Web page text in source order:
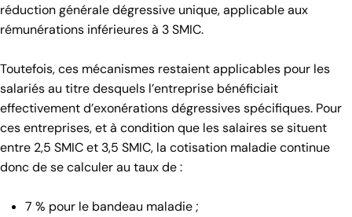
réduction générale dégressive unique, applicable aux
rémunérations inférieures à 3 SMIC.
Toutefois, ces mécanismes restaient applicables pour les
salariés au titre desquels l’entreprise bénéficiait
effectivement d’exonérations dégressives spécifiques. Pour
ces entreprises, et à condition que les salaires se situent
entre 2,5 SMIC et 3,5 SMIC, la cotisation maladie continue
donc de se calculer au taux de :
7 % pour le bandeau maladie ;